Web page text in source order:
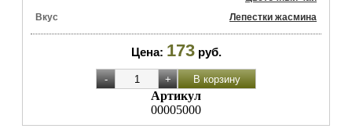
Вкус
Лепестки жасмина
Цена: 173 руб.
Артикул
00005000